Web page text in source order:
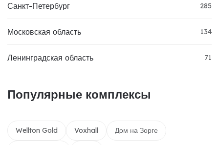
Санкт-Петербург 285
Московская область 134
Ленинградская область 71
Популярные комплексы
Wellton Gold Voxhall Дом на Зорге